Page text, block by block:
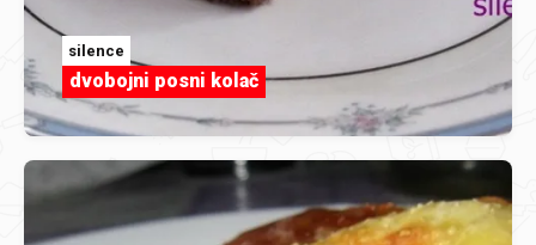
silence
dvobojni posni kolač